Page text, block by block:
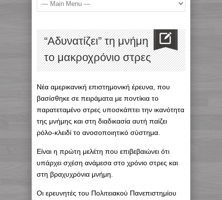
“Αδυνατίζει” τη μνήμη
το μακροχρόνιο στρες
Nέα αμερικανική επιστημονική έρευνα, που
βασίσθηκε σε πειράματα με ποντίκια το
παρατεταμένο στρες υποσκάπτει την ικανότητα
της μνήμης και στη διαδικασία αυτή παίζει
ρόλο-κλειδί το ανοσοποιητικό σύστημα.
Είναι η πρώτη μελέτη που επιβεβαιώνει ότι
υπάρχει σχέση ανάμεσα στο χρόνιο στρες και
στη βραχυχρόνια μνήμη.
Οι ερευνητές του Πολιτειακού Πανεπιστημίου